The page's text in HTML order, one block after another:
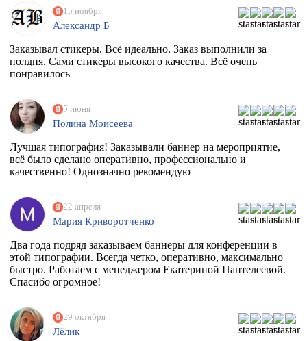
15 ноября
Александр Б
Заказывал стикеры. Всё идеально. Заказ выполнили за
полдня. Сами стикеры высокого качества. Всё очень
понравилось
5 июня
Полина Моисеева
Лучшая типография! Заказывали баннер на мероприятие,
всё было сделано оперативно, профессионально и
качественно! Однозначно рекомендую
22 апреля
Мария Криворотченко
Два года подряд заказываем баннеры для конференции в
этой типографии. Всегда четко, оперативно, максимально
быстро. Работаем с менеджером Екатериной Пантелеевой.
Спасибо огромное!
29 октября
Лёлик